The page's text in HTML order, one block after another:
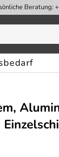
Beratung: